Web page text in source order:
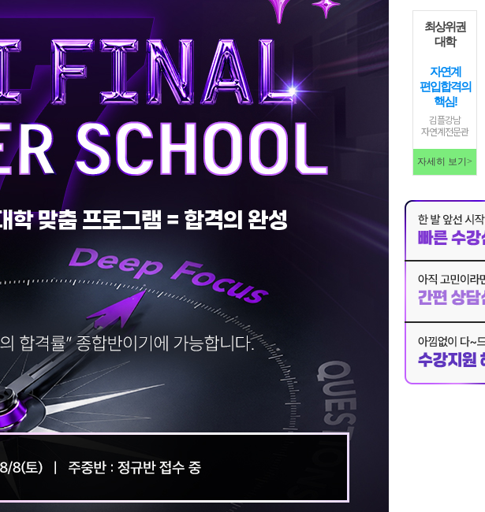
최상위권
대학
자연계
편입합격의
핵심!
김플강남
자연계전문관
자세히 보기>